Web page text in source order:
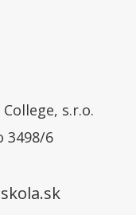
s.r.o.
3498/6